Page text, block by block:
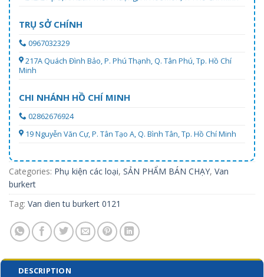
TRỤ SỞ CHÍNH
0967032329
217A Quách Đình Bảo, P. Phú Thạnh, Q. Tân Phú, Tp. Hồ Chí
Minh
CHI NHÁNH HỒ CHÍ MINH
02862676924
19 Nguyễn Văn Cự, P. Tân Tạo A, Q. Bình Tân, Tp. Hồ Chí Minh
Categories: Phụ kiện các loại, SẢN PHẨM BÁN CHẠY, Van
burkert
Tag: Van dien tu burkert 0121
DESCRIPTION